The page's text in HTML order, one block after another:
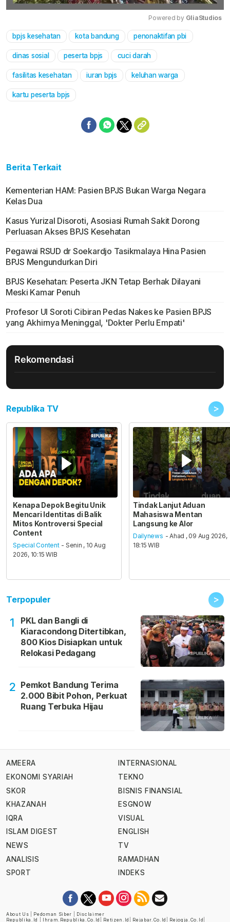
Mute
Powered by GliaStudios
bpjs kesehatan kota bandung penonaktifan pbi
dinas sosial peserta bpjs cuci darah
fasilitas kesehatan iuran bpjs keluhan warga
kartu peserta bpjs
Berita Terkait
Kementerian HAM: Pasien BPJS Bukan Warga Negara
Kelas Dua
Kasus Yurizal Disoroti, Asosiasi Rumah Sakit Dorong
Perluasan Akses BPJS Kesehatan
Pegawai RSUD dr Soekardjo Tasikmalaya Hina Pasien
BPJS Mengundurkan Diri
BPJS Kesehatan: Peserta JKN Tetap Berhak Dilayani
Meski Kamar Penuh
Profesor UI Soroti Cibiran Pedas Nakes ke Pasien BPJS
yang Akhirnya Meninggal, 'Dokter Perlu Empati'
Rekomendasi
Republika TV >
Kenapa Depok Begitu Unik
Mencari Identitas di Balik
Mitos Kontroversi Special
Content
Special Content - Senin , 10 Aug
2026, 10:15 WIB
Tindak Lanjut Aduan
Mahasiswa Mentan
Langsung ke Alor
Dailynews - Ahad , 09 Aug 2026,
18:15 WIB
Terpopuler >
1
PKL dan Bangli di
Kiaracondong Ditertibkan,
800 Kios Disiapkan untuk
Relokasi Pedagang
2 Pemkot Bandung Terima
2.000 Bibit Pohon, Perkuat
Ruang Terbuka Hijau
AMEERA
EKONOMI SYARIAH
SKOR
KHAZANAH
IQRA
ISLAM DIGEST
NEWS
ANALISIS
SPORT
INTERNASIONAL
TEKNO
BISNIS FINANSIAL
ESGNOW
VISUAL
ENGLISH
TV
RAMADHAN
INDEKS
About Us Pedoman Siber
Disclaimer
Republika.id
Ihram.republika.co.id Retizen.id Rejabar.co.id Rejogja.co.id